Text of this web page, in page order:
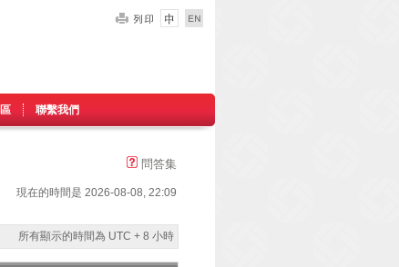
聯繫我們
問答集
現在的時間是 2026-08-08, 22:09
所有顯示的時間為 UTC + 8 小時